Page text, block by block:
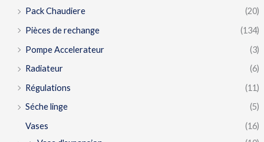
Pack Chaudiere
(20)
Pièces de rechange
(134)
Pompe Accelerateur
(3)
Radiateur
(6)
Régulations
(11)
Séche linge
(5)
Vases
(16)